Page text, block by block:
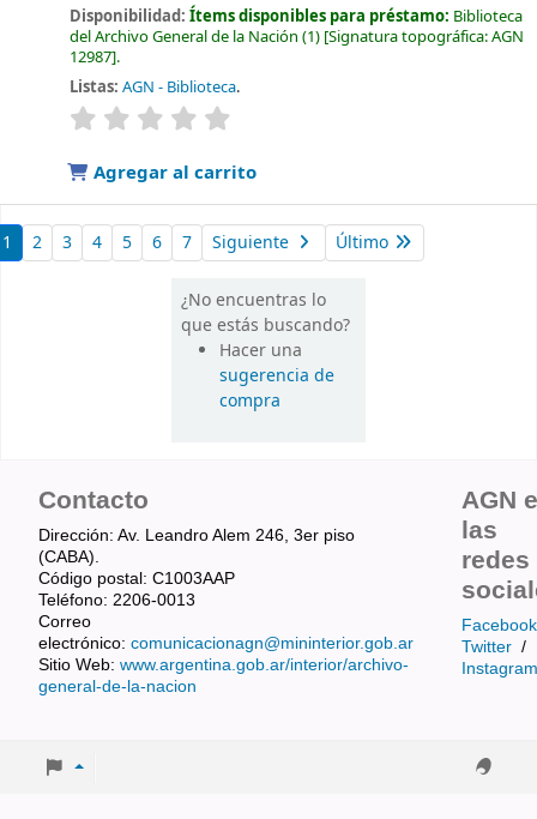
Disponibilidad:Ítems disponibles para préstamo: Biblioteca
del Archivo General de la Nación (1) Signatura topográfica:AGN
12987 .
Listas: AGN - Biblioteca.
valoración
Agregar al carrito
1 2 3 4 5 6 7 Siguiente Último
¿No encuentras lo
que estás buscando?
Hacer una
sugerencia de
compra
Contacto
Dirección: Av. Leandro Alem 246, 3er piso
(CABA).
Código postal: C1003AAP
Teléfono: 2206-0013
Correo
electrónico: comunicacionagn@mininterior.gob.ar
Sitio Web: www.argentina.gob.ar/interior/archivo-
general-de-la-nacion
AGN
las
redes
Facebook
Twitter /
Instagram